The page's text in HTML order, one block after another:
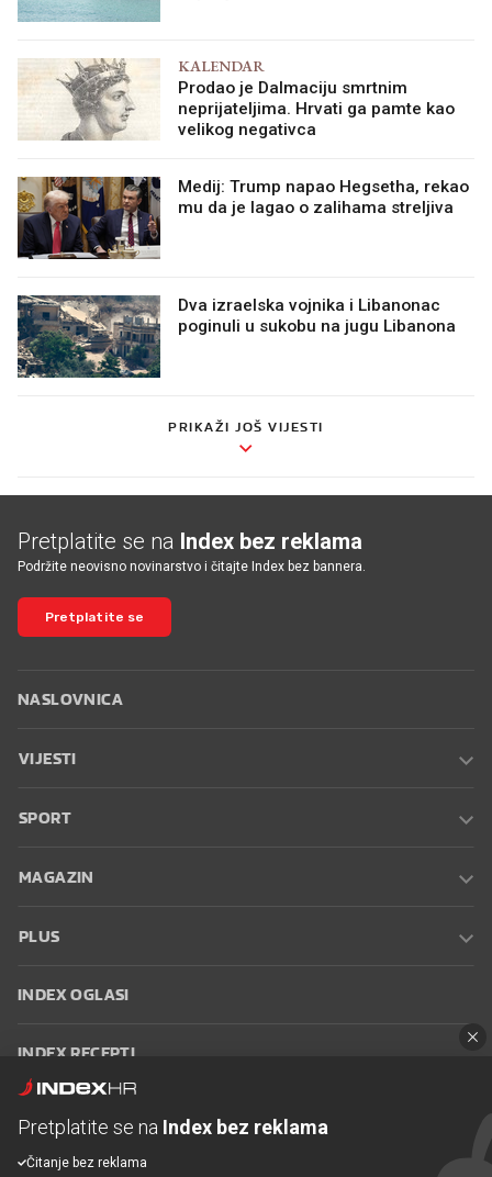
KALENDAR
Prodao je Dalmaciju smrtnim
neprijateljima. Hrvati ga pamte kao
velikog negativca
Medij: Trump napao Hegsetha, rekao
mu da je lagao o zalihama streljiva
Dva izraelska vojnika i Libanonac
poginuli u sukobu na jugu Libanona
PRIKAŽI JOŠ VIJESTI
Pretplatite se na Index bez reklama
Podržite neovisno novinarstvo i čitajte Index bez bannera.
Pretplatite se
NASLOVNICA
VIJESTI
SPORT
MAGAZIN
PLUS
INDEX OGLASI
INDEX RECEPTI
Oglašavanje Zaposli se na Indexu
Pretplatite se na Index bez reklama
Čitanje bez reklama